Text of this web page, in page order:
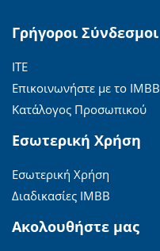
Γρήγοροι Σύνδεσμοι
ΙΤΕ
Επικοινωνήστε με το ΙΜΒΒ
Κατάλογος Προσωπικού
Εσωτερική Χρήση
Εσωτερική Χρήση
Διαδικασίες ΙΜΒΒ
Ακολουθήστε μας